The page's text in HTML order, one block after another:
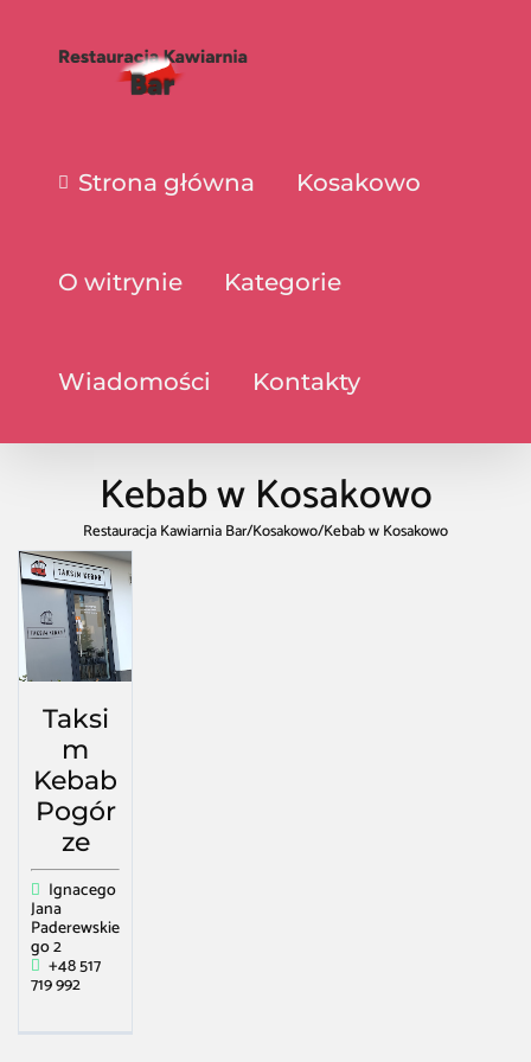
Strona główna Kosakowo
O witrynie Kategorie
Wiadomości Kontakty
Kebab w Kosakowo
Restauracja Kawiarnia Bar/Kosakowo/Kebab w Kosakowo
Taksi
m
Kebab
Pogór
ze
Ignacego
Jana
Paderewskie
go 2
+48 517
719 992